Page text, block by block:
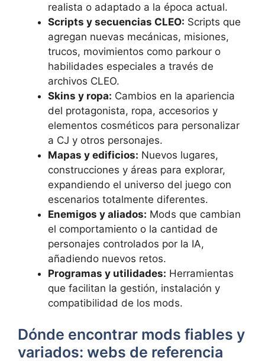
realista o adaptado a la época actual.
Scripts y secuencias CLEO: Scripts que
agregan nuevas mecánicas, misiones,
trucos, movimientos como parkour o
habilidades especiales a través de
archivos CLEO.
Skins y ropa: Cambios en la apariencia
del protagonista, ropa, accesorios y
elementos cosméticos para personalizar
a CJ y otros personajes.
Mapas y edificios: Nuevos lugares,
construcciones y áreas para explorar,
expandiendo el universo del juego con
escenarios totalmente diferentes.
Enemigos y aliados: Mods que cambian
el comportamiento o la cantidad de
personajes controlados por la IA,
añadiendo nuevos retos.
Programas y utilidades: Herramientas
que facilitan la gestión, instalación y
compatibilidad de los mods.
Dónde encontrar mods fiables y
variados: webs de referencia